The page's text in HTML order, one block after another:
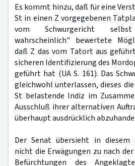
Es kommt hinzu, daß für eine
St in einen Z vorgegebenen
vom Schwurgericht
wahrscheinlich" bewertete
daß Z das vom Tatort aus
sicheren Identifizierung des
geführt hat (UA S. 161). Das
gleichwohl unterlassen, dieses
St belastende Indiz im
Ausschluß ihrer alternativen
überhaupt ausdrücklich
Der Senat übersieht in diesem
nicht die Erwägungen zu nach
Befürchtungen des